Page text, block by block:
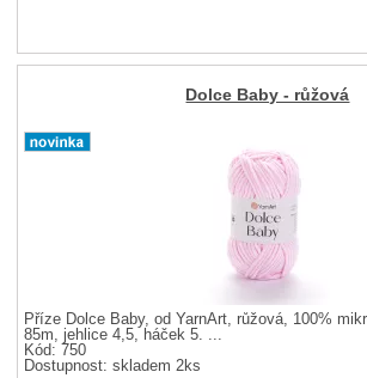
Dolce Baby - růžová
Příze Dolce Baby, od YarnArt, růžová, 100%
85m, jehlice 4,5, háček 5. ...
Kód: 750
Dostupnost:skladem 2ks